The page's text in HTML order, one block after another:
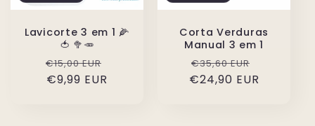
Lavicorte 3 em 1 🌽
🍅 🥦🥕
Preço
normal
€15,00 EUR
€9,99 EUR
Corta Verduras
Manual 3 em 1
Preço
normal
€35,60 EUR
de
€24,90 EUR